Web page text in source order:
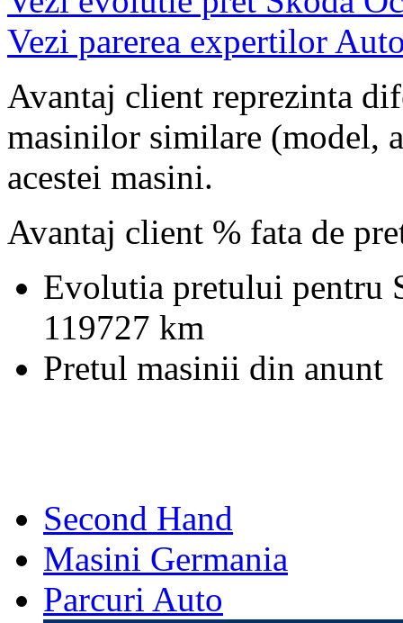
Vezi parerea expertilor
Avantaj client reprezinta
masinilor similare (model,
acestei masini.
Avantaj client % fata de
Evolutia pretului pentru
119727 km
Pretul masinii din anunt
Second Hand
Masini Germania
Parcuri Auto